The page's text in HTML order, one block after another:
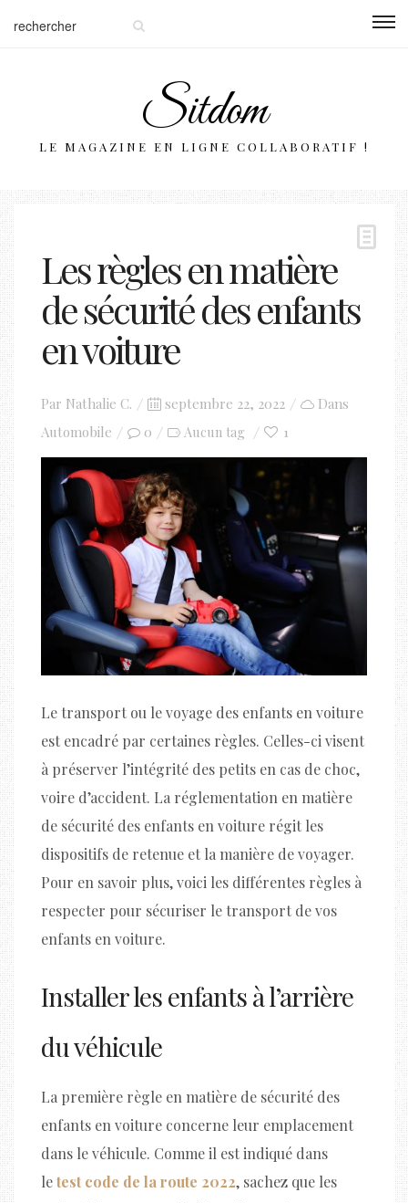
Sitdom
LE MAGAZINE EN LIGNE COLLABORATIF !
Les règles en matière
de sécurité des enfants
en voiture
Par Nathalie C.
Posted
on
septembre 22, 2022
Dans
Automobile
0 Aucun tag 1
Le transport ou le voyage des enfants en voiture
est encadré par certaines règles. Celles-ci visent
à préserver l’intégrité des petits en cas de choc,
voire d’accident. La réglementation en matière
de sécurité des enfants en voiture régit les
dispositifs de retenue et la manière de voyager.
Pour en savoir plus, voici les différentes règles à
respecter pour sécuriser le transport de vos
enfants en voiture.
Installer les enfants à l’arrière
du véhicule
La première règle en matière de sécurité des
enfants en voiture concerne leur emplacement
dans le véhicule. Comme il est indiqué dans
letest code de la route 2022, sachez que les